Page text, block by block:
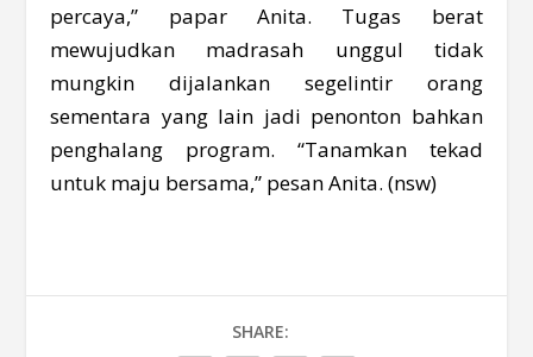
percaya,” papar Anita. Tugas berat
mewujudkan madrasah unggul tidak
mungkin dijalankan segelintir orang
sementara yang lain jadi penonton bahkan
penghalang program. “Tanamkan tekad
untuk maju bersama,” pesan Anita. (nsw)
SHARE: